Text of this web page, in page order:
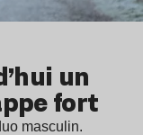
un
fort
masculin.